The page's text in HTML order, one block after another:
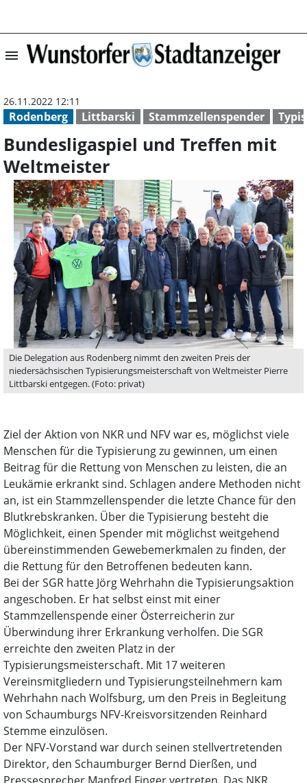
menu
Rodenberg Littbarski Stammzellenspender
26.11.2022 12:11
Bundesligaspiel und Treffen mit
Weltmeister
Die Delegation aus Rodenberg nimmt den zweiten Preis der
niedersächsischen Typisierungsmeisterschaft von Weltmeister Pierre
Littbarski entgegen. (Foto: privat)
Ziel der Aktion von NKR und NFV war es, möglichst viele
Menschen für die Typisierung zu gewinnen, um einen
Beitrag für die Rettung von Menschen zu leisten, die an
Leukämie erkrankt sind. Schlagen andere Methoden nicht
an, ist ein Stammzellenspender die letzte Chance für den
Blutkrebskranken. Über die Typisierung besteht die
Möglichkeit, einen Spender mit möglichst weitgehend
übereinstimmenden Gewebemerkmalen zu finden, der
die Rettung für den Betroffenen bedeuten kann.
Bei der SGR hatte Jörg Wehrhahn die Typisierungsaktion
angeschoben. Er hat selbst einst mit einer
Stammzellenspende einer Österreicherin zur
Überwindung ihrer Erkrankung verholfen. Die SGR
erreichte den zweiten Platz in der
Typisierungsmeisterschaft. Mit 17 weiteren
Vereinsmitgliedern und Typisierungsteilnehmern kam
Wehrhahn nach Wolfsburg, um den Preis in Begleitung
von Schaumburgs NFV-Kreisvorsitzenden Reinhard
Stemme einzulösen.
Der NFV-Vorstand war durch seinen stellvertretenden
Direktor, den Schaumburger Bernd Dierßen, und